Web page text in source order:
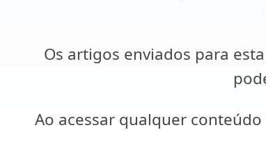
Os artigos enviados para
Ao acessar qualquer